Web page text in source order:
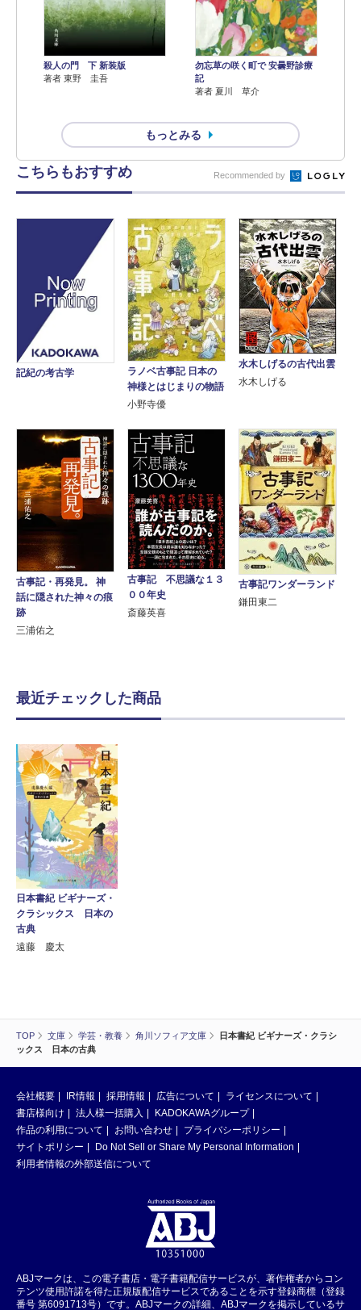
TOP 文庫 学芸・教養 角川ソフィア文庫
日本書紀 ビギナーズ・クラシ
ックス 日本の古典
殺人の門 下 新装版
著者 東野 圭吾
勿忘草の咲く町で 安曇野診療
記
著者 夏川 草介
もっとみる
こちらもおすすめ Recommended by
記紀の考古学
ラノベ古事記 日本の
神様とはじまりの物語
小野寺優
水木しげるの古代出雲
水木しげる
古事記・再発見。 神
話に隠された神々の痕
跡
三浦佑之
古事記 不思議な１３
００年史
斎藤英喜
古事記ワンダーランド
鎌田東二
最近チェックした商品
日本書紀 ビギナーズ・
クラシックス 日本の
古典
遠藤 慶太
会社概要 IR情報 採用情報 広告について
ライセンスについて
書店様向け
法人様一括購入
KADOKAWAグループ
作品の利用について
お問い合わせ
プライバシーポリシー
サイトポリシー
Do Not Sell or Share My Personal Information
利用者情報の外部送信について
ABJマークは、この電子書店・電子書籍配信サービスが、著作権者からコン
テンツ使用許諾を得た正規版配信サービスであることを示す登録商標（登録
番号 第6091713号）です。ABJマークの詳細、ABJマークを掲示しているサ